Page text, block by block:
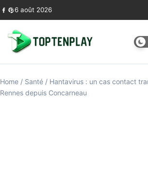
Skip to content
6 août 2026
Home / Santé / Hantavirus : un cas contact
Rennes depuis Concarneau